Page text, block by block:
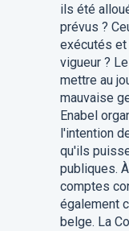
ils été
prévus ?
exécutés
vigueur ?
mettre au
mauvaise
Enabel
l'intention
qu'ils
publiques.
comptes
également
belge. La